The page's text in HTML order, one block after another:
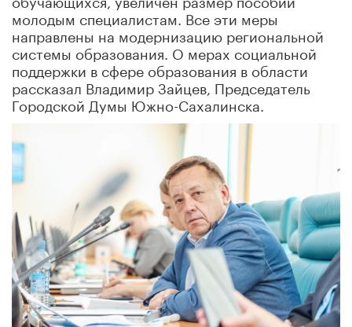
молодым специалистам. Все эти меры
направлены на модернизацию региональной
системы образования. О мерах социальной
поддержки в сфере образования в области
рассказал Владимир Зайцев, Председатель
Городской Думы Южно-Сахалинска.